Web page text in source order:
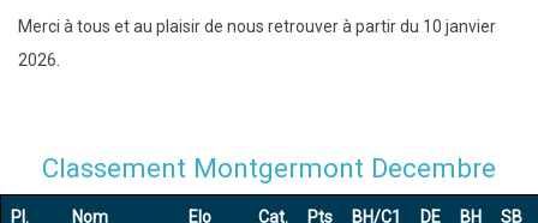
Merci à tous et au plaisir de nous retrouver à partir du 10 janvier
2026.
Classement Montgermont Decembre
Pl. Nom Elo Cat. Pts BH/C1 DE BH SB